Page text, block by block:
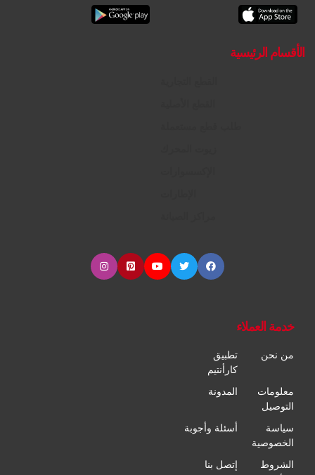
الأقسام الرئيسية
خدمة العملاء
من نحن
تطبيق
كارأنتيم
معلومات
التوصيل
المدونة
سياسة
الخصوصية
أسئلة وأجوبة
الشروط
إتصل بنا